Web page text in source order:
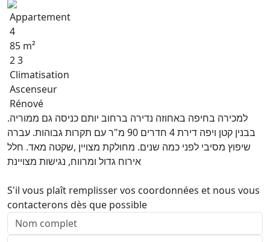
Appartement
4
85 m²
2 3
Climatisation
Ascenseur
Rénové
למכירה בחיפה באחוזה נדירה ברחוב יותם כניסה גם ממוריה.
בבנין קטן ויפה דירת 4 חדרים 90 מ"ר עם תקרות גבוהות. עברה
שיפוץ מסיבי לפני כמה שנים. מחולקת מצויין ,שקטה מאד. חלל
אירוח גדול ומרווח, נגישות מצויינת
S'il vous plaît remplisser vos coordonnées et nous vous
contacterons dès que possible